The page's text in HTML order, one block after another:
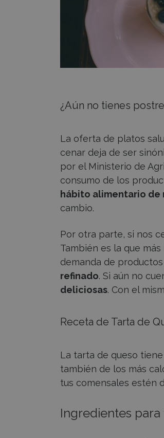
¿Aún no tienes
La oferta de platos
cenar deja de ser
por el Ministerio de
consumo de los
hábito alimentario de
cambio.
Por otra parte, si nos
También es la que
demanda de
refinado. Si aún no
deliciosas. Con el
Receta de Tarta de
La tarta de queso
también de los más
tus comensales estén
Ingredientes